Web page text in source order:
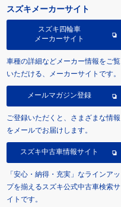
スズキメーカーサイト
スズキ四輪車
メーカーサイト
車種の詳細などメーカー情報をご覧
いただける、メーカーサイトです。
メールマガジン登録
ご登録いただくと、さまざまな情報
をメールでお届けします。
スズキ中古車情報サイト
「安心・納得・充実」なラインアッ
プを揃えるスズキ公式中古車検索サ
イトです。